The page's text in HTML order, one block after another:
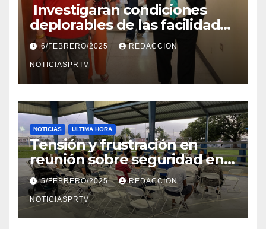
Investigaran condiciones
deplorables de las facilidades
el Departamento de la Salud
en Mayagüez
6/FEBRERO/2025 REDACCION
NOTICIASPRTV
NOTICIAS ULTIMA HORA
Tensión y frustración en
reunión sobre seguridad en
Reparto Metropolitano
5/FEBRERO/2025 REDACCION
NOTICIASPRTV